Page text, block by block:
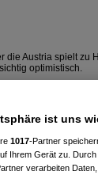
die Austria spielt zu
optimistisch.
ist uns
1017-Partner
Ihrem Gerät zu.
verarbeiten